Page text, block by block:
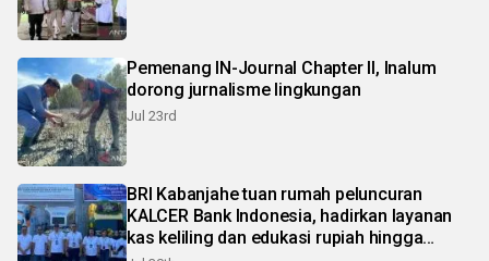
Pemenang IN-Journal Chapter II, Inalum
dorong jurnalisme lingkungan
Jul 23rd
BRI Kabanjahe tuan rumah peluncuran
KALCER Bank Indonesia, hadirkan layanan
kas keliling dan edukasi rupiah hingga